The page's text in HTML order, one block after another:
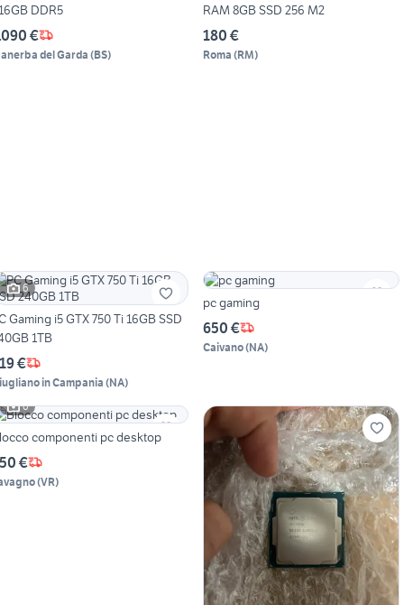
DDR5
€
del Garda (BS)
RAM 8GB SSD 256 M2
180 €
Roma (RM)
6
Gaming i5 GTX 750 Ti 16GB SSD
1TB
€
in Campania (NA)
pc gaming
650 €
Caivano(NA)
6
componenti pc desktop
€
(VR)